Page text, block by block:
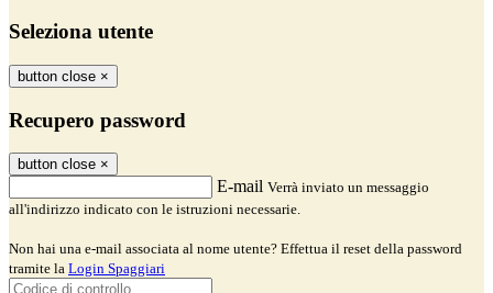
Seleziona utente
button close ×
Recupero password
button close ×
E-mail Verrà inviato un messaggio
all'indirizzo indicato con le istruzioni necessarie.
Non hai una e-mail associata al nome utente? Effettua il reset della password
tramite la Login Spaggiari